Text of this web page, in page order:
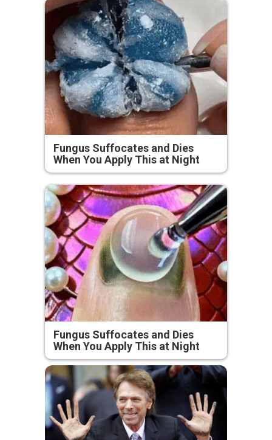
Fungus Suffocates and Dies
When You Apply This at Night
Fungus Suffocates and Dies
When You Apply This at Night